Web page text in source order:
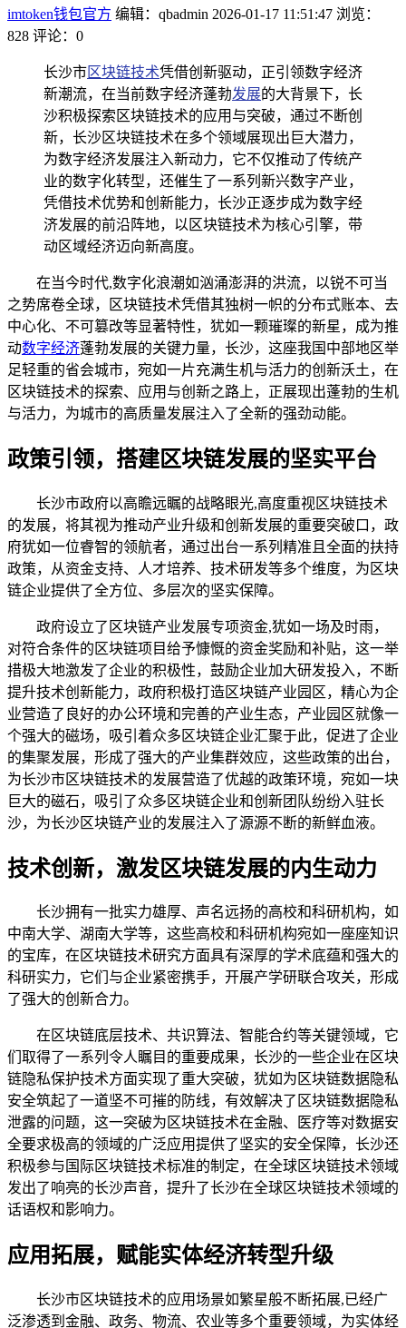
imtoken钱包官方 编辑：qbadmin 2026-01-17 11:51:47 浏览：
828 评论：0
长沙市区块链技术凭借创新驱动，正引领数字经济
新潮流，在当前数字经济蓬勃发展的大背景下，长
沙积极探索区块链技术的应用与突破，通过不断创
新，长沙区块链技术在多个领域展现出巨大潜力，
为数字经济发展注入新动力，它不仅推动了传统产
业的数字化转型，还催生了一系列新兴数字产业，
凭借技术优势和创新能力，长沙正逐步成为数字经
济发展的前沿阵地，以区块链技术为核心引擎，带
动区域经济迈向新高度。
在当今时代,数字化浪潮如汹涌澎湃的洪流，以锐不可当
之势席卷全球，区块链技术凭借其独树一帜的分布式账本、去
中心化、不可篡改等显著特性，犹如一颗璀璨的新星，成为推
动数字经济蓬勃发展的关键力量，长沙，这座我国中部地区举
足轻重的省会城市，宛如一片充满生机与活力的创新沃土，在
区块链技术的探索、应用与创新之路上，正展现出蓬勃的生机
与活力，为城市的高质量发展注入了全新的强劲动能。
政策引领，搭建区块链发展的坚实平台
长沙市政府以高瞻远瞩的战略眼光,高度重视区块链技术
的发展，将其视为推动产业升级和创新发展的重要突破口，政
府犹如一位睿智的领航者，通过出台一系列精准且全面的扶持
政策，从资金支持、人才培养、技术研发等多个维度，为区块
链企业提供了全方位、多层次的坚实保障。
政府设立了区块链产业发展专项资金,犹如一场及时雨，
对符合条件的区块链项目给予慷慨的资金奖励和补贴，这一举
措极大地激发了企业的积极性，鼓励企业加大研发投入，不断
提升技术创新能力，政府积极打造区块链产业园区，精心为企
业营造了良好的办公环境和完善的产业生态，产业园区就像一
个强大的磁场，吸引着众多区块链企业汇聚于此，促进了企业
的集聚发展，形成了强大的产业集群效应，这些政策的出台，
为长沙市区块链技术的发展营造了优越的政策环境，宛如一块
巨大的磁石，吸引了众多区块链企业和创新团队纷纷入驻长
沙，为长沙区块链产业的发展注入了源源不断的新鲜血液。
技术创新，激发区块链发展的内生动力
长沙拥有一批实力雄厚、声名远扬的高校和科研机构，如
中南大学、湖南大学等，这些高校和科研机构宛如一座座知识
的宝库，在区块链技术研究方面具有深厚的学术底蕴和强大的
科研实力，它们与企业紧密携手，开展产学研联合攻关，形成
了强大的创新合力。
在区块链底层技术、共识算法、智能合约等关键领域，它
们取得了一系列令人瞩目的重要成果，长沙的一些企业在区块
链隐私保护技术方面实现了重大突破，犹如为区块链数据隐私
安全筑起了一道坚不可摧的防线，有效解决了区块链数据隐私
泄露的问题，这一突破为区块链技术在金融、医疗等对数据安
全要求极高的领域的广泛应用提供了坚实的安全保障，长沙还
积极参与国际区块链技术标准的制定，在全球区块链技术领域
发出了响亮的长沙声音，提升了长沙在全球区块链技术领域的
话语权和影响力。
应用拓展，赋能实体经济转型升级
长沙市区块链技术的应用场景如繁星般不断拓展,已经广
泛渗透到金融、政务、物流、农业等多个重要领域，为实体经